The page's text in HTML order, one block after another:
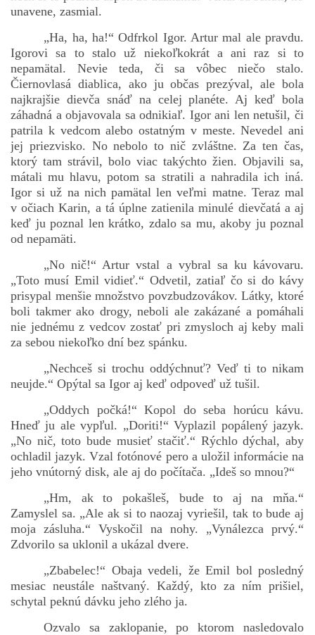
unavene, zasmial.
„Ha, ha, ha!“ Odfrkol Igor. Artur mal ale pravdu.
Igorovi sa to stalo už niekoľkokrát a ani raz si to
nepamätal. Nevie teda, či sa vôbec niečo stalo.
Čiernovlasá diablica, ako ju občas prezýval, ale bola
najkrajšie dievča snáď na celej planéte. Aj keď bola
záhadná a objavovala sa odnikiaľ. Igor ani len netušil, či
patrila k vedcom alebo ostatným v meste. Nevedel ani
jej priezvisko. No nebolo to nič zvláštne. Za ten čas,
ktorý tam strávil, bolo viac takýchto žien. Objavili sa,
mátali mu hlavu, potom sa stratili a nahradila ich iná.
Igor si už na nich pamätal len veľmi matne. Teraz mal
v očiach Karin, a tá úplne zatienila minulé dievčatá a aj
keď ju poznal len krátko, zdalo sa mu, akoby ju poznal
od nepamäti.
„No nič!“ Artur vstal a vybral sa ku kávovaru.
„Toto musí Emil vidieť.“ Odvetil, zatiaľ čo si do kávy
prisypal menšie množstvo povzbudzovákov. Látky, ktoré
boli takmer ako drogy, neboli ale zakázané a pomáhali
nie jednému z vedcov zostať pri zmysloch aj keby mali
za sebou niekoľko dní bez spánku.
„Nechceš si trochu oddýchnuť? Veď ti to nikam
neujde.“ Opýtal sa Igor aj keď odpoveď už tušil.
„Oddych počká!“ Kopol do seba horúcu kávu.
Hneď ju ale vypľul. „Doriti!“ Vyplazil popálený jazyk.
„No nič, toto bude musieť stačiť.“ Rýchlo dýchal, aby
ochladil jazyk. Vzal fotónové pero a uložil informácie na
jeho vnútorný disk, ale aj do počítača. „Ideš so mnou?“
„Hm, ak to pokašleš, bude to aj na mňa.“
Zamyslel sa. „Ale ak si to naozaj vyriešil, tak to bude aj
moja zásluha.“ Vyskočil na nohy. „Vynálezca prvý.“
Zdvorilo sa uklonil a ukázal dvere.
„Zbabelec!“ Obaja vedeli, že Emil bol posledný
mesiac neustále naštvaný. Každý, kto za ním prišiel,
schytal peknú dávku jeho zlého ja.
Ozvalo sa zaklopanie, po ktorom nasledovalo